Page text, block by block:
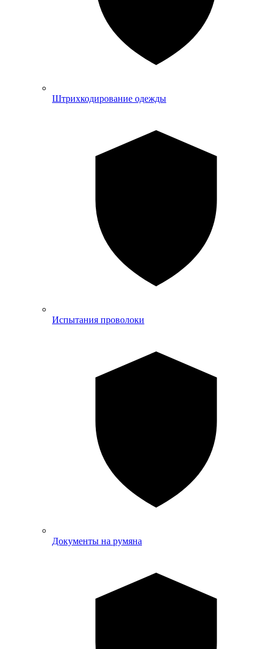
Штрихкодирование одежды
Испытания проволоки
Документы на румяна